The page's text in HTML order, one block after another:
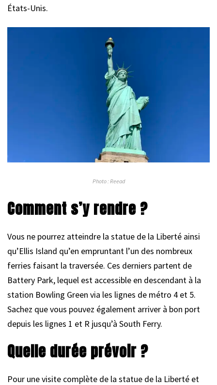
États-Unis.
Photo : Reead
Comment s’y rendre ?
Vous ne pourrez atteindre la statue de la Liberté ainsi
qu’Ellis Island qu’en empruntant l’un des nombreux
ferries faisant la traversée. Ces derniers partent de
Battery Park, lequel est accessible en descendant à la
station Bowling Green via les lignes de métro 4 et 5.
Sachez que vous pouvez également arriver à bon port
depuis les lignes 1 et R jusqu’à South Ferry.
Quelle durée prévoir ?
Pour une visite complète de la statue de la Liberté et